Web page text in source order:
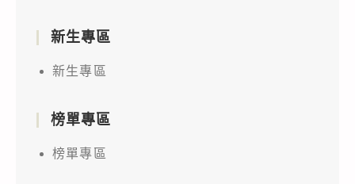
新生專區
新生專區
榜單專區
榜單專區